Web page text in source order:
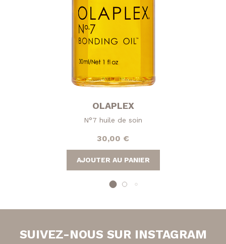
OLAPLEX
N°7 huile de soin
30,00 €
AJOUTER AU PANIER
SUIVEZ-NOUS SUR INSTAGRAM